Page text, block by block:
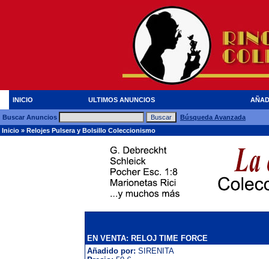
INICIO ULTIMOS ANUNCIOS
Buscar Anuncios
Búsqueda Avanzada
Inicio » Relojes Pulsera y Bolsillo Coleccionismo
EN VENTA: RELOJ TIME FORCE
Añadido por: SIRENITA